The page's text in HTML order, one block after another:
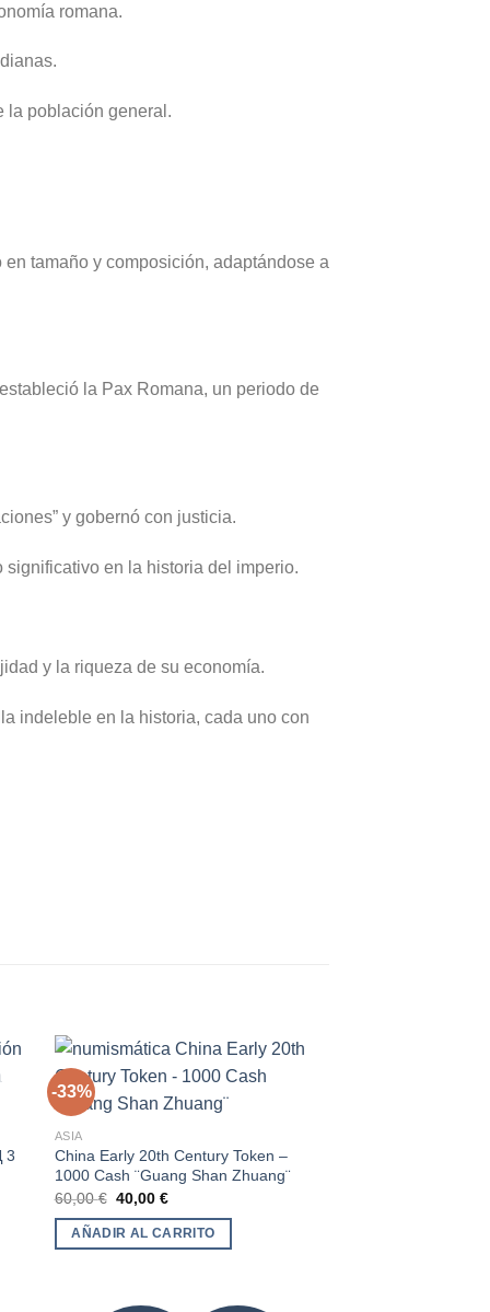
romana.
la población general.
tamaño y composición, adaptándose a
la Pax Romana, un periodo de
y gobernó con justicia.
significativo en la historia del imperio.
y la riqueza de su economía.
indeleble en la historia, cada uno con
3
-33%
a la
lista de
ASIA
China Early 20th Century Token –
1000 Cash ¨Guang Shan Zhuang¨
60,00€ El
precio
original
era:
40,00 €El
actual
es:
AÑADIR AL CARRITO